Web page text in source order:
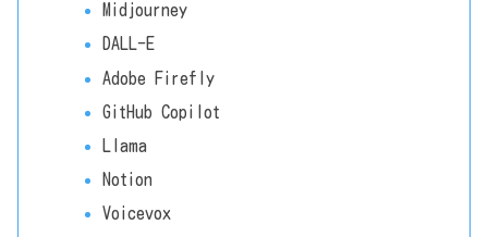
Midjourney
DALL-E
Adobe Firefly
GitHub Copilot
Llama
Notion
Voicevox